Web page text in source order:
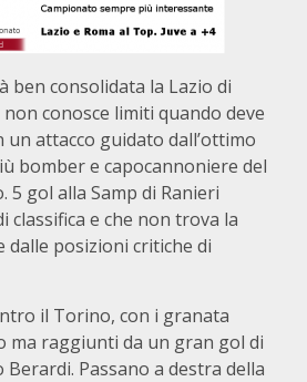
ben consolidata la Lazio di
conosce limiti quando deve
attacco guidato dall’ottimo
bomber e capocannoniere del
5 gol alla Samp di Ranieri
classifica e che non trova la
dalle posizioni critiche di
il Torino, con i granata
ma raggiunti da un gran gol di
Passano a destra della